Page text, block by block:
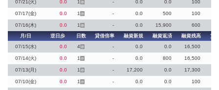
07/21(火) 0.0 1 停 - 0.0 0.0 100
07/17(金) 0.0 1 停 - 0.0 500 100
07/16(木) 0.0 1 停 - 0.0 15,900
600
月/日
逆日歩 日数 貸借倍率 融資新規 融資返済 融資残高
貸
07/15(水)
0.0 4停 - 0.0 0.0 16,500
07/14(火) 0.0 1 停 - 0.0 800 16,500
07/13(月) 0.0 1 停 - 17,200 0.0 17,300
07/10(金) 0.0 1 停 - 0.0 0.0 100